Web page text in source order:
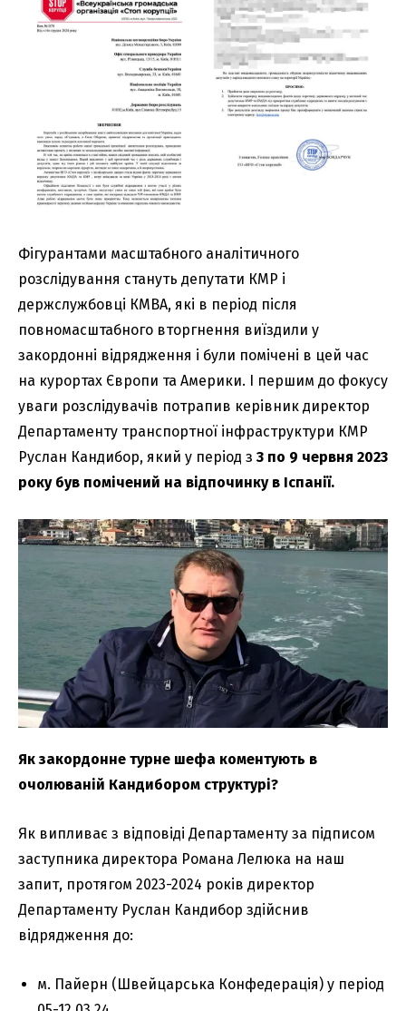
Фігурантами масштабного аналітичного
розслідування стануть депутати КМР і
держслужбовці КМВА, які в період після
повномасштабного вторгнення виїздили у
закордонні відрядження і були помічені в цей час
на курортах Європи та Америки. І першим до фокусу
уваги розслідувачів потрапив керівник директор
Департаменту транспортної інфраструктури КМР
Руслан Кандибор, який у період з 3 по 9 червня 2023
року був помічений на відпочинку в Іспанії.
Як закордонне турне шефа коментують в
очолюваній Кандибором структурі?
Як випливає з відповіді Департаменту за підписом
заступника директора Романа Лелюка на наш
запит, протягом 2023-2024 років директор
Департаменту Руслан Кандибор здійснив
відрядження до:
м. Пайерн (Швейцарська Конфедерація) у період